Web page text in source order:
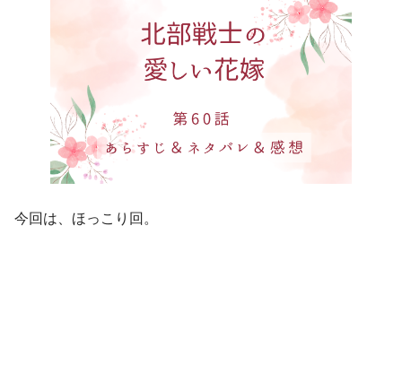
今回は、ほっこり回。